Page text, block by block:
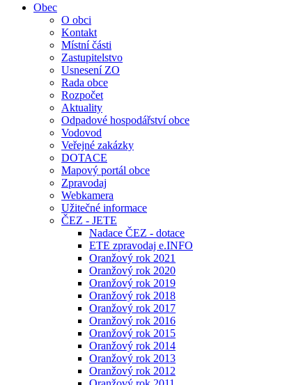
Obec
O obci
Kontakt
Místní části
Zastupitelstvo
Usnesení ZO
Rada obce
Rozpočet
Aktuality
Odpadové hospodářství obce
Vodovod
Veřejné zakázky
DOTACE
Mapový portál obce
Zpravodaj
Webkamera
Užitečné informace
ČEZ - JETE
Nadace ČEZ - dotace
ETE zpravodaj e.INFO
Oranžový rok 2021
Oranžový rok 2020
Oranžový rok 2019
Oranžový rok 2018
Oranžový rok 2017
Oranžový rok 2016
Oranžový rok 2015
Oranžový rok 2014
Oranžový rok 2013
Oranžový rok 2012